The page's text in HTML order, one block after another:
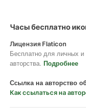
Часы бесплатно
Лицензия Flaticon
Бесплатно для личных и
авторства. Подробнее
Ссылка на авторство
Как ссылаться на